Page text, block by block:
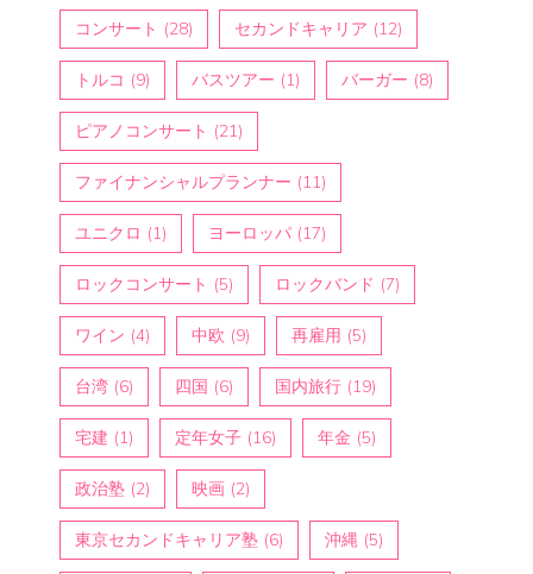
コンサート (28) セカンドキャリア (12)
トルコ (9) バスツアー (1) バーガー (8)
ピアノコンサート (21)
ファイナンシャルプランナー (11)
ユニクロ (1) ヨーロッパ (17)
ロックコンサート (5) ロックバンド (7)
ワイン (4) 中欧 (9) 再雇用 (5)
台湾 (6) 四国 (6) 国内旅行 (19)
宅建 (1) 定年女子 (16) 年金 (5)
政治塾 (2) 映画 (2)
東京セカンドキャリア塾 (6) 沖縄 (5)